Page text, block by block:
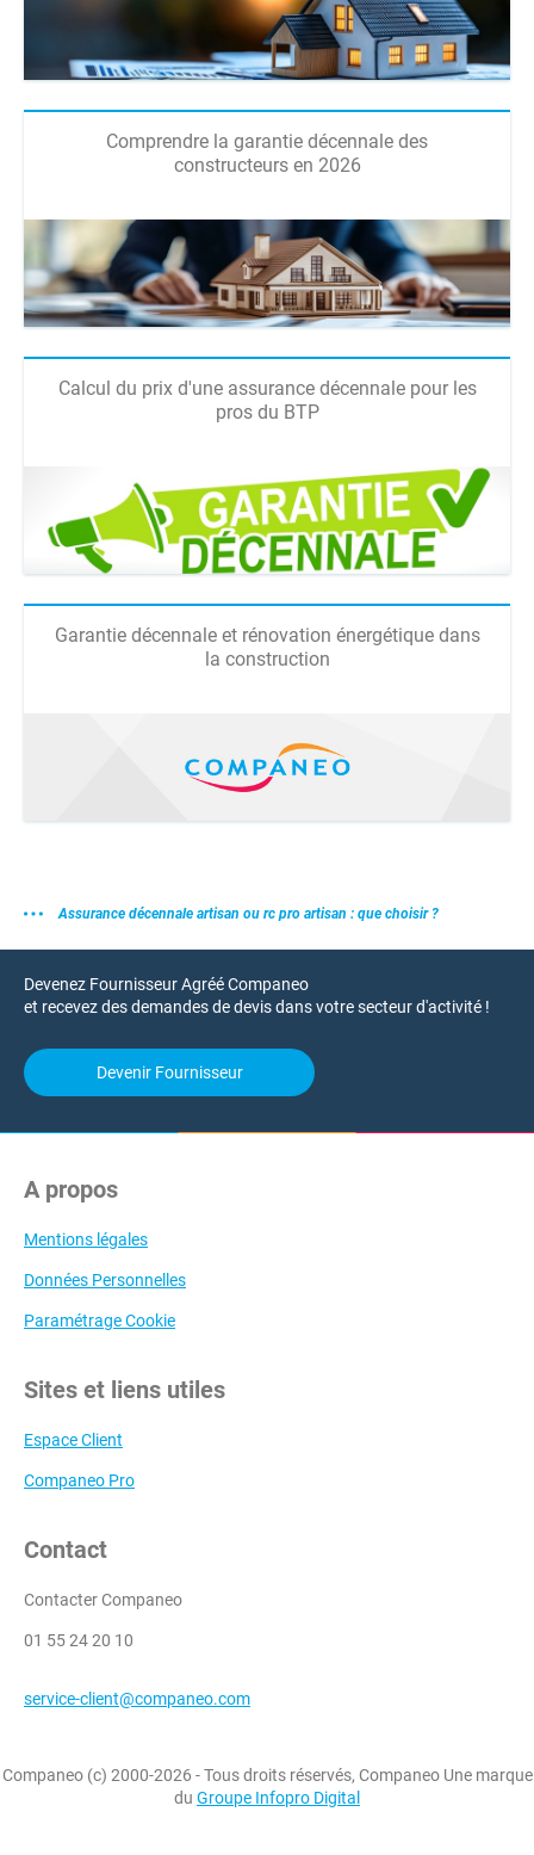
Comprendre la garantie décennale des
constructeurs en 2026
Calcul du prix d'une assurance décennale pour les
pros du BTP
Garantie décennale et rénovation énergétique dans
la construction
Assurance décennale artisan ou rc pro artisan : que choisir ?
Devenez Fournisseur Agréé Companeo
et recevez des demandes de devis dans votre secteur d'activité !
Devenir Fournisseur
A propos
Mentions légales
Données Personnelles
Paramétrage Cookie
Sites et liens utiles
Espace Client
Companeo Pro
Contact
Contacter Companeo
01 55 24 20 10
service-client@companeo.com
Companeo (c) 2000-2026 - Tous droits réservés, Companeo Une marque
du Groupe Infopro Digital